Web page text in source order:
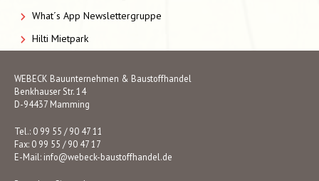
What´s App Newslettergruppe
Hilti Mietpark
WEBECK Bauunternehmen & Baustoffhandel
Benkhauser Str. 14
D-94437 Mamming
Tel.: 0 99 55 / 90 47 11
Fax: 0 99 55 / 90 47 17
E-Mail: info@webeck-baustoffhandel.de